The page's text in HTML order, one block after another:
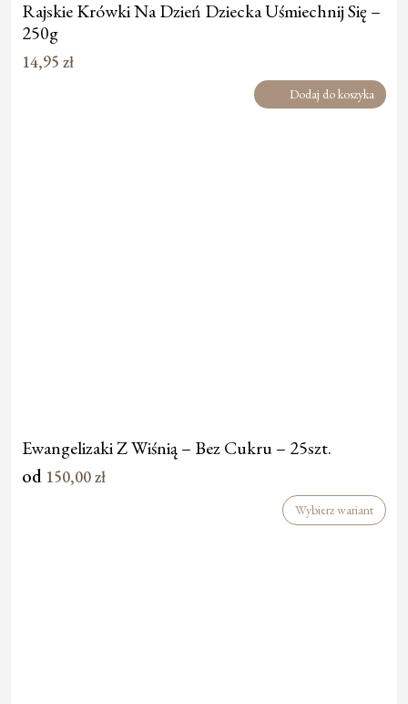
Rajskie Krówki Na Dzień Dziecka Uśmiechnij Się –
250g
14,95 zł
Dodaj do koszyka
Ewangelizaki Z Wiśnią – Bez Cukru – 25szt.
od 150,00zł
Wybierz wariant